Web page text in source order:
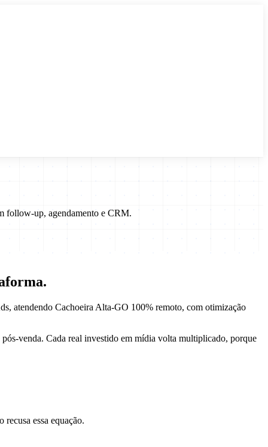
follow-up, agendamento e CRM.
atendendo Cachoeira Alta-GO 100% remoto, com otimização
venda. Cada real investido em mídia volta multiplicado, porque
essa equação.